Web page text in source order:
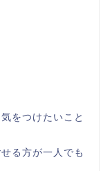
をつけたいこと
る方が一人でも